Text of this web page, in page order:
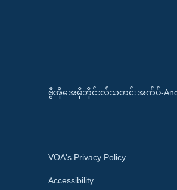
ဗွီအိုအေမိုဘိုင်းလ်သတင်းအက်ပ်-
VOA's Privacy Policy
Accessibility